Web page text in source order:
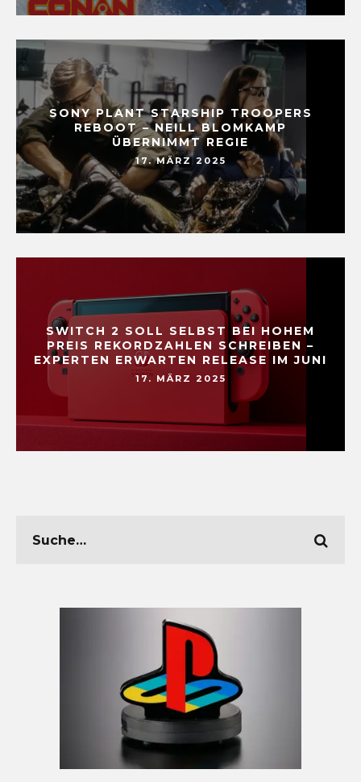
SONY PLANT STARSHIP TROOPERS
REBOOT – NEILL BLOMKAMP
ÜBERNIMMT REGIE
17. MÄRZ 2025
SWITCH 2 SOLL SELBST BEI HOHEM
PREIS REKORDZAHLEN SCHREIBEN –
EXPERTEN ERWARTEN RELEASE IM JUNI
17. MÄRZ 2025